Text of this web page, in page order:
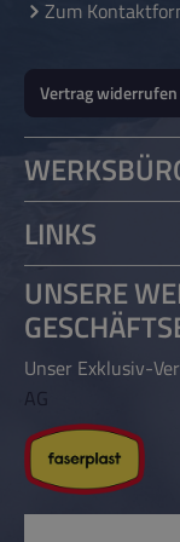
Zum
Vertrag widerrufen
LINKS
UNSERE
Unser Exklusiv-
AG